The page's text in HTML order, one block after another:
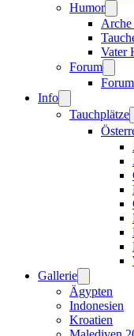
Humor
Arche
Vater
Forum
Info
Tauchplätze
Gallerie
Ägypten
Indonesien
Kroatien